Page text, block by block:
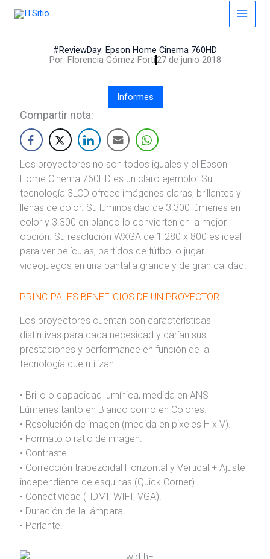
#ReviewDay: Epson Home Cinema 760HD
Por: Florencia Gómez Forti27 de junio 2018
Informes
Compartir nota:
Los proyectores no son todos iguales y el Epson
Home Cinema 760HD es un claro ejemplo. Su
tecnología 3LCD ofrece imágenes claras, brillantes y
llenas de color. Su luminosidad de 3.300 lúmenes en
color y 3.300 en blanco lo convierten en la mejor
opción. Su resolución WXGA de 1.280 x 800 es ideal
para ver películas, partidos de fútbol o jugar
videojuegos en una pantalla grande y de gran calidad.
PRINCIPALES BENEFICIOS DE UN PROYECTOR
Los proyectores cuentan con características
distintivas para cada necesidad y carían sus
prestaciones y performance en función de la
tecnología que utilizan:
• Brillo o capacidad lumínica, medida en ANSI
Lúmenes tanto en Blanco como en Colores.
• Resolución de imagen (medida en pixeles H x V).
• Formato o ratio de imagen.
• Contraste.
• Corrección trapezoidal Horizontal y Vertical + Ajuste
independiente de esquinas (Quick Corner).
• Conectividad (HDMI, WIFI, VGA).
• Duración de la lámpara.
• Parlante.